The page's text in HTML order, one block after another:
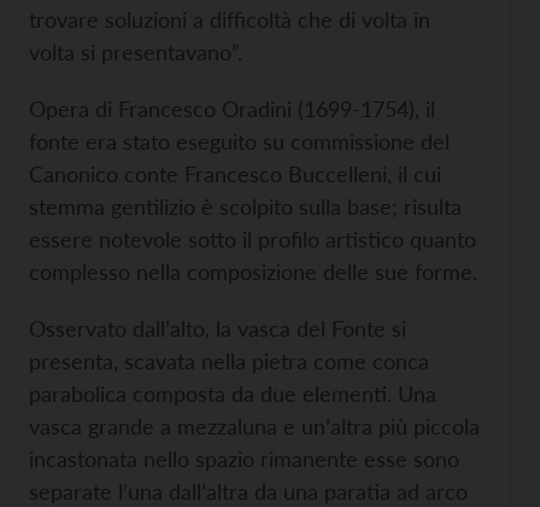
trovare soluzioni a difficoltà che di volta in
volta si presentavano”.
Opera di Francesco Oradini (1699-1754), il
fonte era stato eseguito su commissione del
Canonico conte Francesco Buccelleni, il cui
stemma gentilizio è scolpito sulla base; risulta
essere notevole sotto il profilo artistico quanto
complesso nella composizione delle sue forme.
Osservato dall’alto, la vasca del Fonte si
presenta, scavata nella pietra come conca
parabolica composta da due elementi. Una
vasca grande a mezzaluna e un’altra più piccola
incastonata nello spazio rimanente esse sono
separate l’una dall’altra da una paratia ad arco